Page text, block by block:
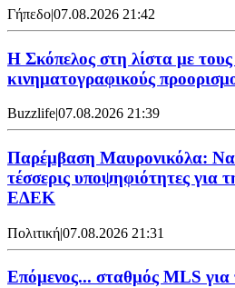
Γήπεδο|07.08.2026 21:42
Η Σκόπελος στη λίστα με
κινηματογραφικούς
Buzzlife|07.08.2026 21:39
Παρέμβαση Μαυρονικόλα: Να
τέσσερις υποψηφιότητες για
ΕΔΕΚ
Πολιτική|07.08.2026 21:31
Επόμενος... σταθμός MLS για